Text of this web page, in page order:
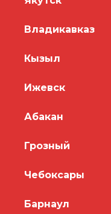
Владикавказ
Кызыл
Ижевск
Абакан
Грозный
Чебоксары
Барнаул